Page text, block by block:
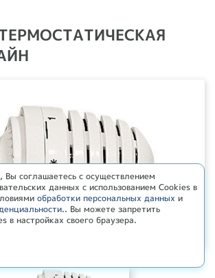
Вы соглашаетесь с осуществлением
данных с использованием Cookies в
обработки персональных данных и
. Вы можете запретить
в настройках своего браузера.